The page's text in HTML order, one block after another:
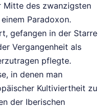
Mitte des zwanzigsten
Paradoxon.
gefangen in der Starre
Vergangenheit als
pflegte.
in denen man
Kultiviertheit zu
der Iberischen